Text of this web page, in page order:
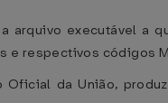
arquivo executável a
e respectivos códigos
da União,